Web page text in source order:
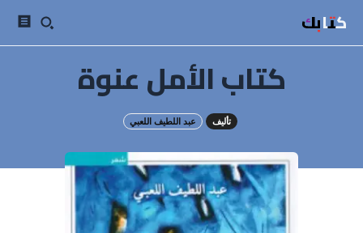
كتابك
كتاب الأمل عنوة
تأليف عبد اللطيف اللعبي